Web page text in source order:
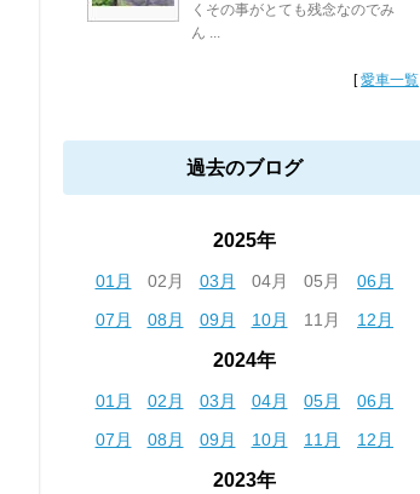
くその事がとても残念なのでみ
ん ...
[愛車一覧
過去のブログ
2025年
01月 02月 03月 04月 05月
06月
07月
08月 09月 10月 11月 12月
2024年
01月 02月 03月 04月 05月
06月
07月
08月 09月 10月 11月 12月
2023年